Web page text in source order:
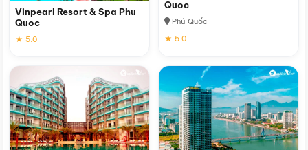
Vinpearl Resort & Spa Phu
Quoc
★ 5.0
Quoc
Phú Quốc
★ 5.0